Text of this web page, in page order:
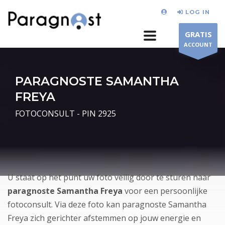
LOG IN
GRATIS
ACCOUNT
PARAGNOSTE SAMANTHA
FREYA
FOTOCONSULT - PIN 2925
U staat op het punt uw foto veilig door te sturen naar
paragnoste Samantha Freya voor een persoonlijke
fotoconsult. Via deze foto kan paragnoste Samantha
Freya zich gerichter afstemmen op jouw energie en